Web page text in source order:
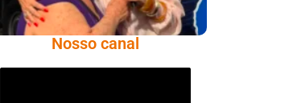
Nosso canal